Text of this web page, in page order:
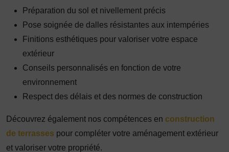
Préparation du sol et nivellement précis
Pose soignée de dalles résistantes aux intempéries
Finitions esthétiques pour valoriser votre espace
extérieur
Conseils personnalisés en fonction de votre
environnement
Respect des délais et des normes de construction
Découvrez également nos compétences en construction
de terrasses pour compléter votre aménagement extérieur
et valoriser votre propriété.